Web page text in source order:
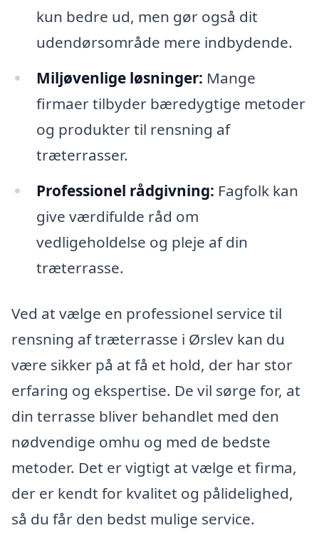
kun bedre ud, men gør også dit
udendørsområde mere indbydende.
Miljøvenlige løsninger: Mange
firmaer tilbyder bæredygtige metoder
og produkter til rensning af
træterrasser.
Professionel rådgivning: Fagfolk kan
give værdifulde råd om
vedligeholdelse og pleje af din
træterrasse.
Ved at vælge en professionel service til
rensning af træterrasse i Ørslev kan du
være sikker på at få et hold, der har stor
erfaring og ekspertise. De vil sørge for, at
din terrasse bliver behandlet med den
nødvendige omhu og med de bedste
metoder. Det er vigtigt at vælge et firma,
der er kendt for kvalitet og pålidelighed,
så du får den bedst mulige service.